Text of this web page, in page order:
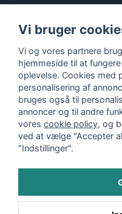
Kampagner og rabatter
Reklamation
Policy chase cars
Returnera
Logga in
Vi bruger
Vi og vores partnere
hjemmeside til at
oplevelse. Cookies med
personalisering af
bruges også til
annoncer og til andre
vores cookie policy, og
ved at vælge "Accepter
"Indstillinger".